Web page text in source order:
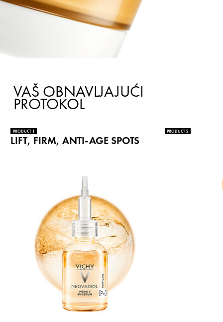
VAŠ OBNAVLJAJUĆI
PROTOKOL
PRODUCT 1
LIFT, FIRM, ANTI-AGE SPOTS
PRODUCT 2